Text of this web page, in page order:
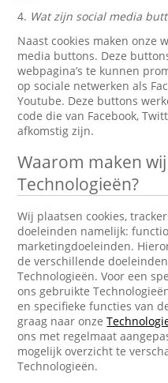
4. Wat zijn social media
Naast cookies maken onze
media buttons. Deze
webpagina’s te kunnen
op sociale netwerken als
Youtube. Deze buttons
code die van Facebook,
afkomstig zijn.
Waarom maken
Technologieën?
Wij plaatsen cookies,
doeleinden namelijk:
marketingdoeleinden.
de verschillende
Technologieën. Voor een
ons gebruikte
en specifieke functies van
graag naar onze
ons met regelmaat
mogelijk overzicht te
Technologieën.